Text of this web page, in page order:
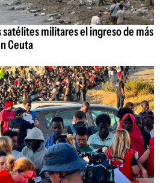
militares el ingreso de más
Ceuta